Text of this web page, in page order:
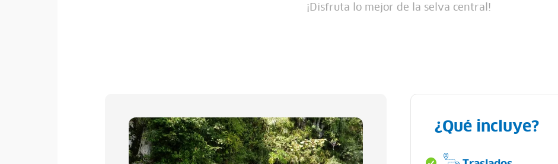
¡Disfruta lo mejor de la selva central!
¿Qué incluye?